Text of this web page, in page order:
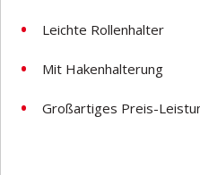
Leichte Rollenhalter
Mit Hakenhalterung
Großartiges Preis-